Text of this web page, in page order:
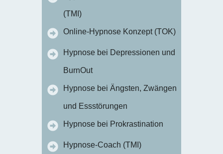
(TMI)
Online-Hypnose Konzept (TOK)
Hypnose bei Depressionen und
BurnOut
Hypnose bei Ängsten, Zwängen
und Essstörungen
Hypnose bei Prokrastination
Hypnose-Coach (TMI)